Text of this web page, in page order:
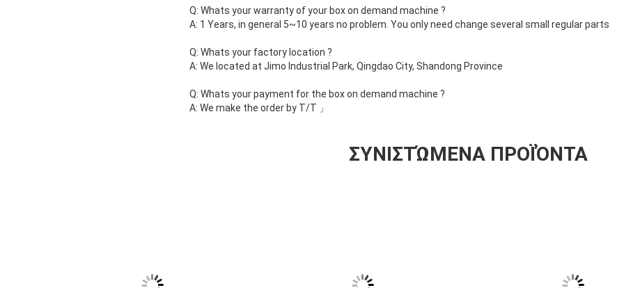
Q: Whats your warranty of your box on demand machine ?
A: 1 Years, in general 5~10 years no problem. You only need change several small regular parts
Q: Whats your factory location ?
A: We located at Jimo Industrial Park, Qingdao City, Shandong Province
Q: Whats your payment for the box on demand machine ?
A: We make the order by T/T 」
ΣΥΝΙΣΤΏΜΕΝΑ ΠΡΟΪΌΝΤΑ